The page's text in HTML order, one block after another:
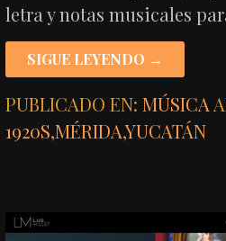
letra y notas musicales
SIGUE LEYENDO →
PUBLICADO EN:MÚSICA
1920S,MÉRIDA,YUCATÁN